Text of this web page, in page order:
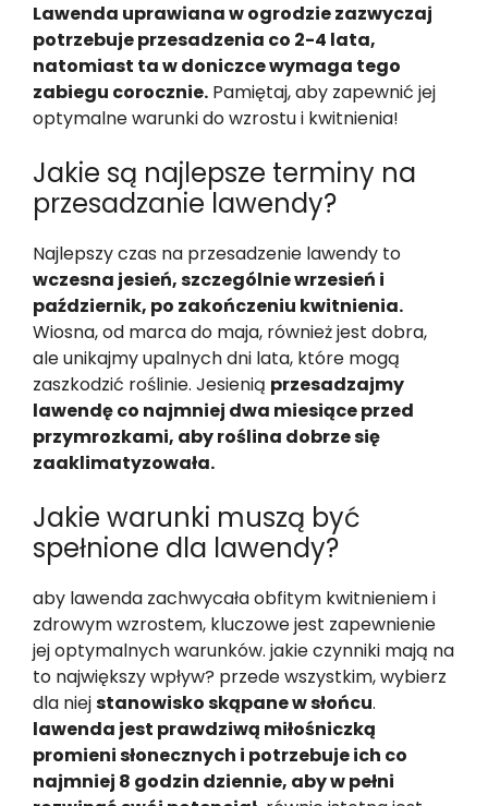
Lawenda uprawiana w ogrodzie zazwyczaj
potrzebuje przesadzenia co 2-4 lata,
natomiast ta w doniczce wymaga tego
zabiegu corocznie. Pamiętaj, aby zapewnić jej
optymalne warunki do wzrostu i kwitnienia!
Jakie są najlepsze terminy na
przesadzanie lawendy?
Najlepszy czas na przesadzenie lawendy to
wczesna jesień, szczególnie wrzesień i
październik, po zakończeniu kwitnienia.
Wiosna, od marca do maja, również jest dobra,
ale unikajmy upalnych dni lata, które mogą
zaszkodzić roślinie. Jesienią przesadzajmy
lawendę co najmniej dwa miesiące przed
przymrozkami, aby roślina dobrze się
zaaklimatyzowała.
Jakie warunki muszą być
spełnione dla lawendy?
aby lawenda zachwycała obfitym kwitnieniem i
zdrowym wzrostem, kluczowe jest zapewnienie
jej optymalnych warunków. jakie czynniki mają na
to największy wpływ? przede wszystkim, wybierz
dla niejstanowisko skąpane w słońcu.
lawenda jest prawdziwą miłośniczką
promieni słonecznych i potrzebuje ich co
najmniej 8 godzin dziennie, aby w pełni